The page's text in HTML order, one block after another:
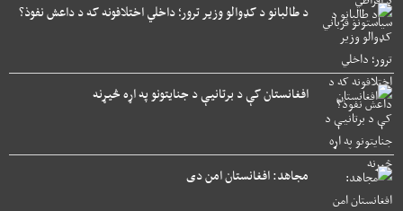
د طالبانو د کډوالو وزیر ترور؛ داخلي اختلافونه که د داعش نفوذ؟
افغانستان کې د برتانیې د جنایتونو په اړه څیړنه
مجاهد: افغانستان امن دی